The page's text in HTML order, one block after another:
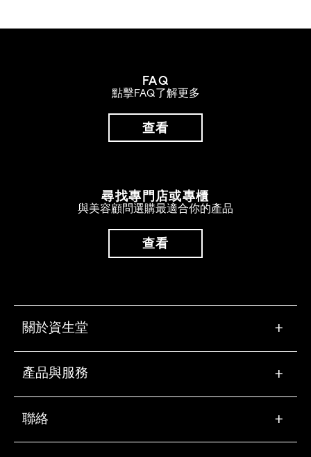
FAQ
點擊FAQ了解更多
查看
尋找專門店或專櫃
與美容顧問選購最適合你的產品
查看
關於資生堂 +
產品與服務 +
聯絡 +